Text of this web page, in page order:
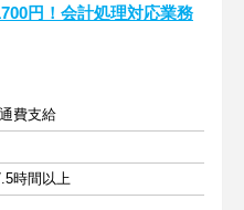
円！会計処理対応業務
費支給
時間以上